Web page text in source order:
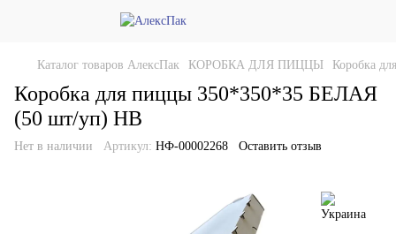
Каталог товаров АлексПак КОРОБКА ДЛЯ ПИЦЦЫ Коробка
Коробка для пиццы 350*350*35 БЕЛАЯ
(50 шт/уп) НВ
Нет в наличии Артикул: НФ-00002268 Оставить отзыв